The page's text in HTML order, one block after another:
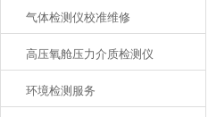
气体检测仪校准维修
高压氧舱压力介质检测仪
环境检测服务